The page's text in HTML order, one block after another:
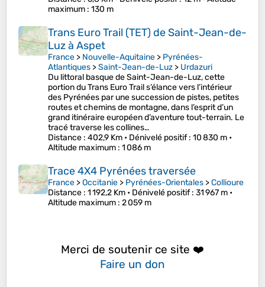
maximum : 130 m
Trans Euro Trail (TET) de Saint-Jean-de-
Luz à Aspet
France > Nouvelle-Aquitaine > Pyrénées-
Atlantiques >Saint-Jean-de-Luz > Urdazuri
Du littoral basque de Saint-Jean-de-Luz, cette
portion du Trans Euro Trail s’élance vers l’intérieur
des Pyrénées par une succession de pistes, petites
routes et chemins de montagne, dans l’esprit d’un
grand itinéraire européen d’aventure tout-terrain. Le
tracé traverse les collines…
Distance : 402,9 Km • Dénivelé positif: 10 830 m •
Altitude maximum : 1 086 m
Trace 4X4 Pyrénées traversée
France >Occitanie > Pyrénées-Orientales >Collioure
Distance : 1 192,2 Km • Dénivelé positif: 31 967 m •
Altitude maximum : 2 059 m
Merci de soutenir ce site ❤️
Faire un don